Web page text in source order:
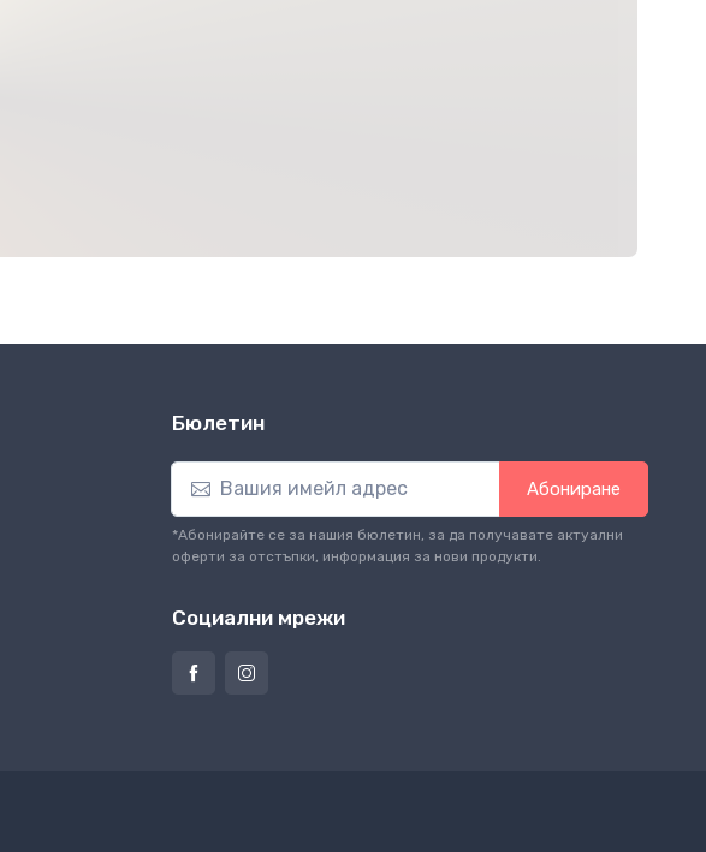
Бюлетин
Абониране
*Абонирайте се за нашия бюлетин, за да получавате актуални
оферти за отстъпки, информация за нови продукти.
Социални мрежи